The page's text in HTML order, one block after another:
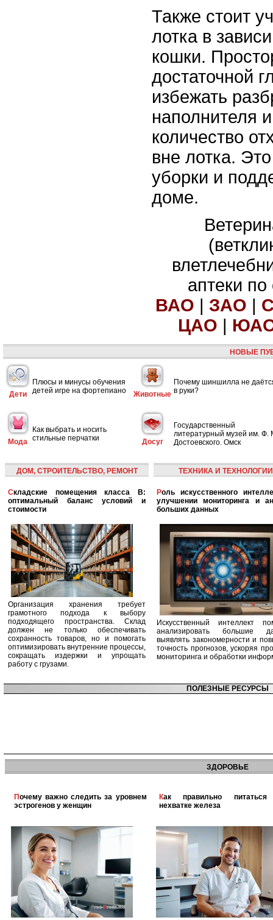
Также стоит
лотка в
кошки.
достаточной
избежать
наполнителя
количество
вне лотка.
уборки и
доме.
аптеки
ВАО
ЗАО
ЦАО
НОВЫЕ
Дети
Плюсы и минусы обучения
детей игре на фортепиано
Животные
Почему шиншилла не
в руки?
Мода
Как выбрать и носить
стильные перчатки
Досуг
Государственный
литературный музей им. Ф.
Достоевского. Омск
ДОМ, СТРОИТЕЛЬСТВО, РЕМОНТ
Складские помещения класса B:
оптимальный баланс условий и
стоимости
Организация хранения требует
грамотного подхода к выбору
подходящего пространства. Склад
должен не только обеспечивать
сохранность товаров, но и помогать
оптимизировать внутренние процессы,
сокращать издержки и упрощать
работу с грузами.
ТЕХНИКА И ТЕХНОЛОГИИ
Роль искусственного интеллекта в
улучшении мониторинга и
больших данных
Искусственный интеллект
анализировать большие
выявлять закономерности и
точность прогнозов, ускоряя
мониторинга и обработки
ПОЛЕЗНЫЕ РЕСУРСЫ
ЗДОРОВЬЕ
Почему важно следить за уровнем
эстрогенов у женщин
Как правильно питаться при
нехватке железа